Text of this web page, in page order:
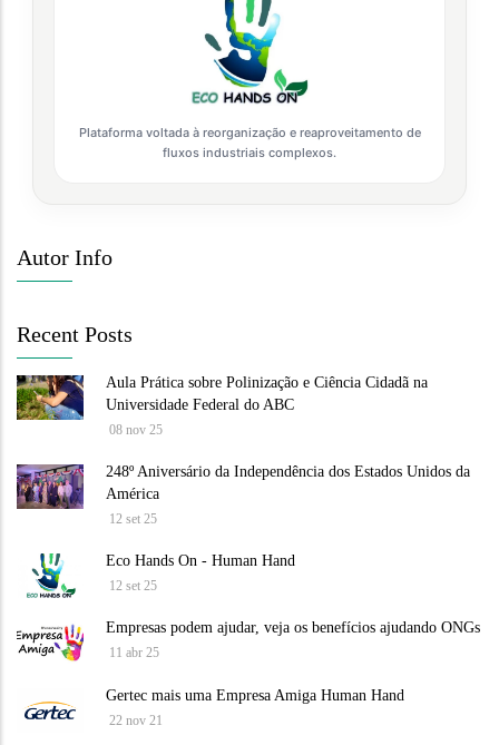
Plataforma voltada à reorganização e reaproveitamento de
fluxos industriais complexos.
Autor Info
Recent Posts
Aula Prática sobre Polinização e Ciência Cidadã na
Universidade Federal do ABC
08 nov 25
248º Aniversário da Independência dos Estados Unidos da
América
12 set 25
Eco Hands On - Human Hand
12 set 25
Empresas podem ajudar, veja os benefícios ajudando ONGs
11 abr 25
Gertec mais uma Empresa Amiga Human Hand
22 nov 21